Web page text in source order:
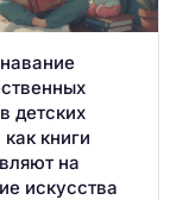
детских
как книги
на
искусства